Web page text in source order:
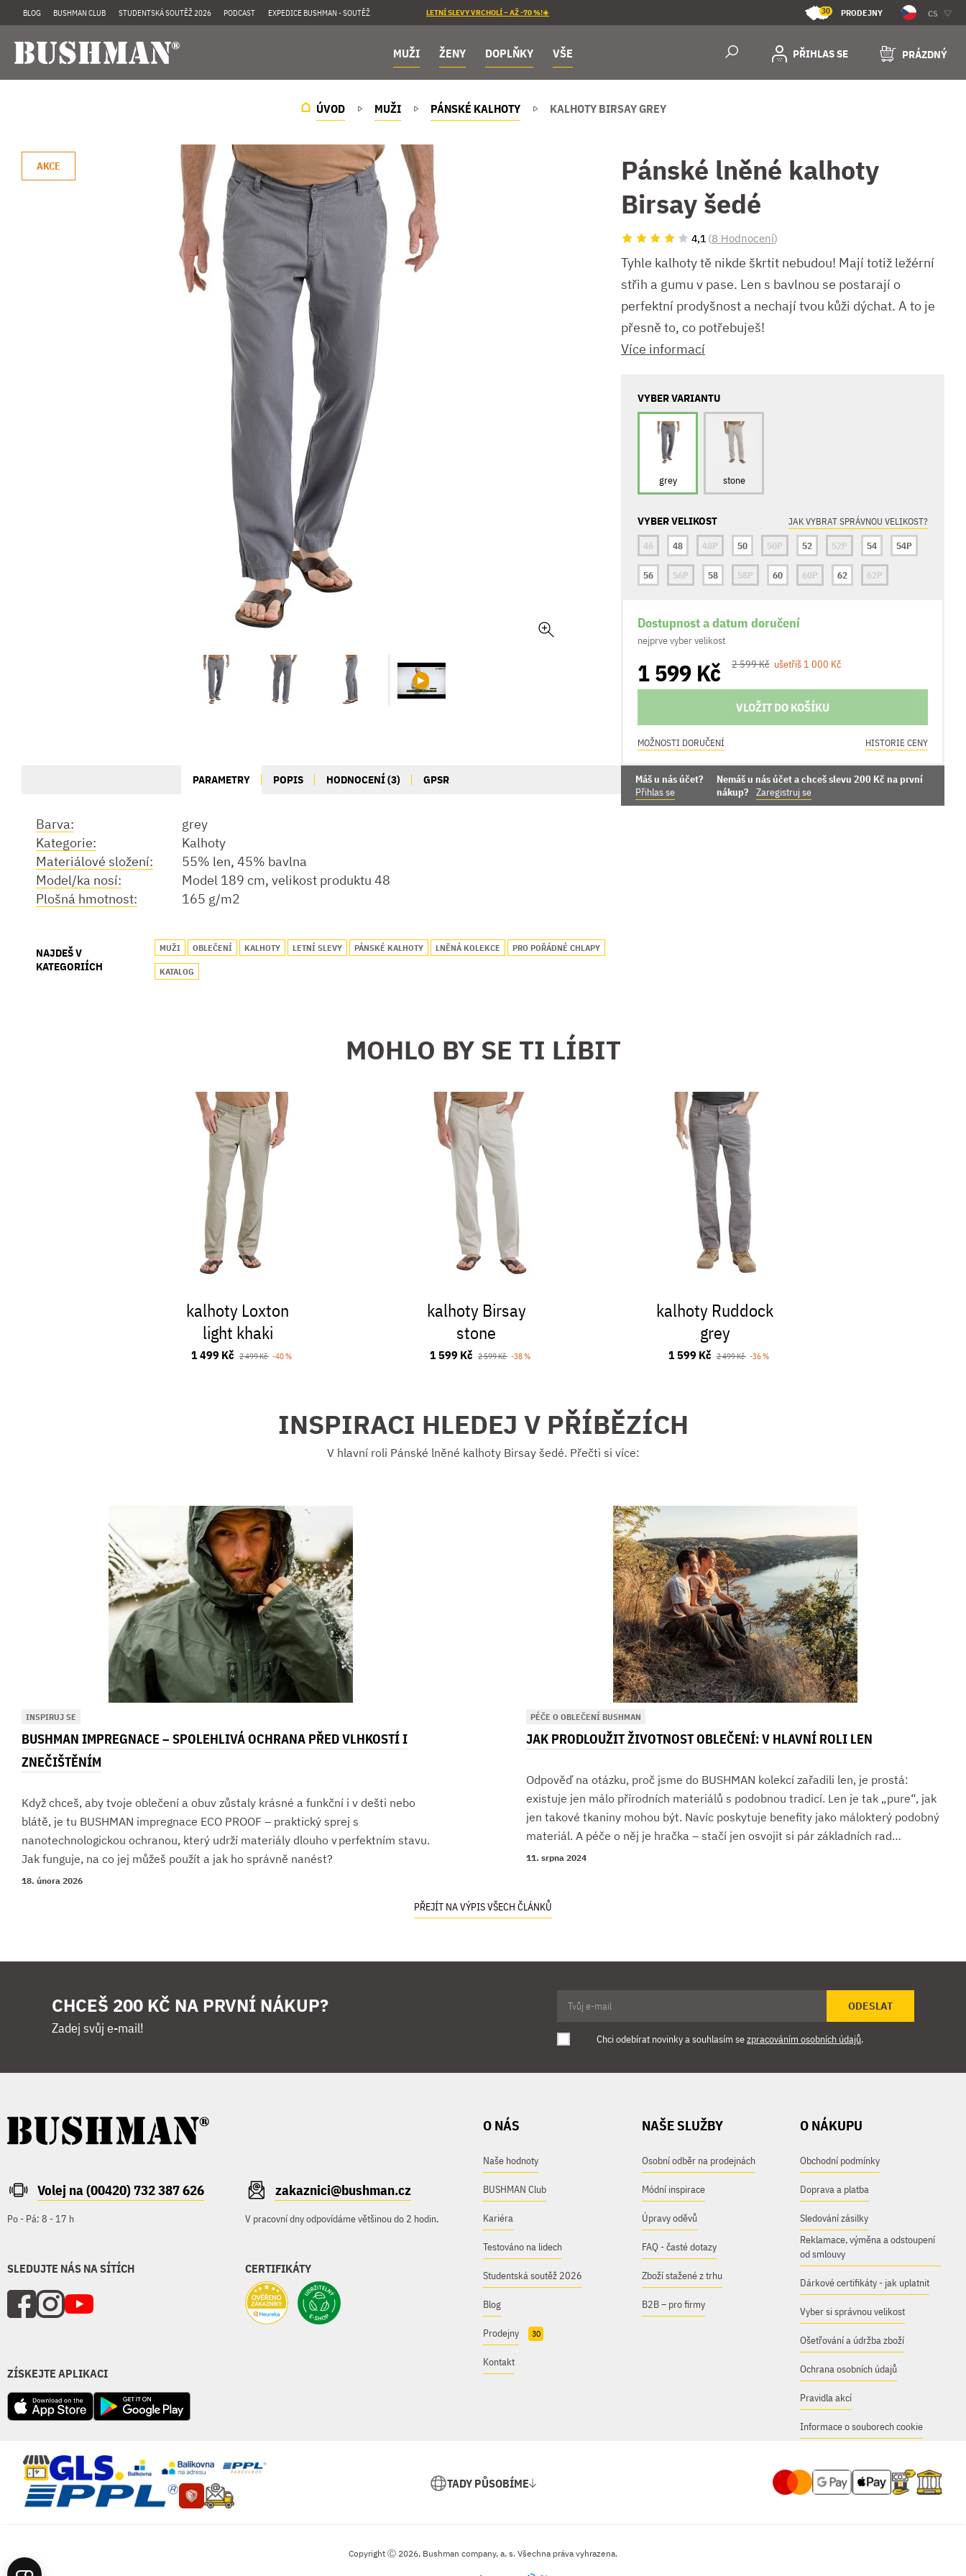
BLOG BUSHMAN CLUB STUDENTSKÁ SOUTĚŽ 2026 PODCAST EXPEDICE BUSHMAN - SOUTĚŽ LETNÍ SLEVY VRCHOLÍ – AŽ -70 %!☀️ 30 PRODEJNY CS
MUŽI ŽENY DOPLŇKY VŠE PŘIHLAS SE PRÁZDNÝ
ÚVOD MUŽI PÁNSKÉ KALHOTY KALHOTY BIRSAY GREY
AKCE
Pánské lněné kalhoty
Birsay šedé
4,1 (8 Hodnocení)
Tyhle kalhoty tě nikde škrtit nebudou! Mají totiž ležérní
střih a gumu v pase. Len s bavlnou se postarají o
perfektní prodyšnost a nechají tvou kůži dýchat. A to je
přesně to, co potřebuješ!
Více informací
VYBER VARIANTU
grey stone
VYBER VELIKOST
JAK VYBRAT SPRÁVNOU VELIKOST?
46
48 48P 50 50P 52 52P 54 54P
56 56P 58 58P 60 60P 62 62P
Dostupnost a datum doručení
nejprve vyber velikost
1 599 Kč 2 599 Kč ušetříš 1 000 Kč
VLOŽIT DO KOŠÍKU
MOŽNOSTI DORUČENÍ HISTORIE CENY
Máš u nás účet?
Přihlas se
Nemáš u nás účet a chceš slevu 200 Kč na první
nákup?
Zaregistruj se
PARAMETRY POPIS HODNOCENÍ (3) GPSR
Barva:
grey
Kategorie:
Kalhoty
Materiálové složení:
55% len, 45% bavlna
Model/ka nosí:
Model 189 cm, velikost produktu 48
Plošná hmotnost:
165 g/m2
NAJDEŠ V
KATEGORIÍCH
MUŽI OBLEČENÍ KALHOTY LETNÍ SLEVY PÁNSKÉ KALHOTY LNĚNÁ KOLEKCE PRO POŘÁDNÉ CHLAPY
KATALOG
MOHLO BY SE TI LÍBIT
kalhoty Loxton
light khaki
1 499 Kč 2 499 Kč -40 %
kalhoty Birsay
stone
1 599 Kč 2 599 Kč -38 %
kalhoty Ruddock
grey
1 599 Kč 2 499 Kč -36 %
INSPIRACI HLEDEJ V PŘÍBĚZÍCH
V hlavní roli Pánské lněné kalhoty Birsay šedé. Přečti si více:
INSPIRUJ SE
BUSHMAN IMPREGNACE – SPOLEHLIVÁ OCHRANA PŘED VLHKOSTÍ I
ZNEČIŠTĚNÍM
Když chceš, aby tvoje oblečení a obuv zůstaly krásné a funkční i v dešti nebo
blátě, je tu BUSHMAN impregnace ECO PROOF – praktický sprej s
nanotechnologickou ochranou, který udrží materiály dlouho v perfektním stavu.
Jak funguje, na co jej můžeš použít a jak ho správně nanést?
18. února 2026
PÉČE O OBLEČENÍ BUSHMAN
JAK PRODLOUŽIT ŽIVOTNOST OBLEČENÍ: V HLAVNÍ ROLI LEN
Odpověď na otázku, proč jsme do BUSHMAN kolekcí zařadili len, je prostá:
existuje jen málo přírodních materiálů s podobnou tradicí. Len je tak „pure“, jak
jen takové tkaniny mohou být. Navíc poskytuje benefity jako málokterý podobný
materiál. A péče o něj je hračka – stačí jen osvojit si pár základních rad…
11. srpna 2024
PŘEJÍT NA VÝPIS VŠECH ČLÁNKŮ
CHCEŠ 200 KČ NA PRVNÍ NÁKUP?
Zadej svůj e-mail!
ODESLAT
Chci odebírat novinky a souhlasím sezpracováním osobních údajů.
Volej na (00420) 732 387 626
Po - Pá: 8 - 17 h
zakaznici@bushman.cz
V pracovní dny odpovídáme většinou do 2 hodin.
SLEDUJTE NÁS NA SÍTÍCH CERTIFIKÁTY
ZÍSKEJTE APLIKACI
O NÁS
Naše hodnoty
BUSHMAN Club
Kariéra
Testováno na lidech
Studentská soutěž 2026
Blog
Prodejny 30
Kontakt
NAŠE SLUŽBY
Osobní odběr na prodejnách
Módní inspirace
Úpravy oděvů
FAQ - časté dotazy
Zboží stažené z trhu
B2B – pro firmy
O NÁKUPU
Obchodní podmínky
Doprava a platba
Sledování zásilky
Reklamace, výměna a odstoupení
od smlouvy
Dárkové certifikáty - jak uplatnit
Vyber si správnou velikost
Ošetřování a údržba zboží
Ochrana osobních údajů
Pravidla akcí
Informace o souborech cookie
TADY PŮSOBÍME
Copyright Ⓒ 2026, Bushman company, a. s. Všechna práva vyhrazena.